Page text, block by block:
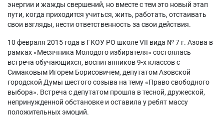
энергии и жажды свершений, но вместе с тем это новый этап
пути, когда приходится учиться, жить, работать, отстаивать
свои взгляды, нести ответственность за свои действия.
10 февраля 2015 года в ГКОУ РО школе VII вида № 7 г. Азова в
рамках «Месячника Молодого избирателя» состоялась
встреча обучающихся, воспитанников 9-х классов с
Симаковым Игорем Борисовичем, депутатом Азовской
городской Думы шестого созыва на тему «Право свободного
выбора». Встреча с депутатом прошла в тесной, дружеской,
непринужденной обстановке и оставила у ребят массу
положительных эмоций.